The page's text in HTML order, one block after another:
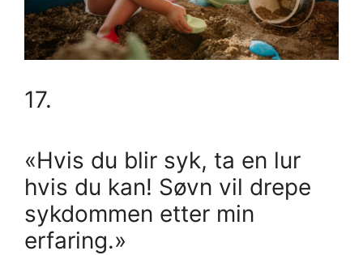
17.
«Hvis du blir syk, ta en lur
hvis du kan! Søvn vil drepe
sykdommen etter min
erfaring.»